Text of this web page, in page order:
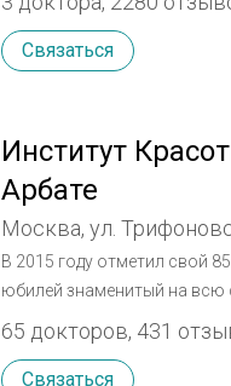
Связаться
Институт
Арбате
Москва, ул.
В 2015 году отметил свой
юбилей знаменитый на всю
«Институт Красоты» на
первым центром
косметологии и
65 докторов, 431
Связаться